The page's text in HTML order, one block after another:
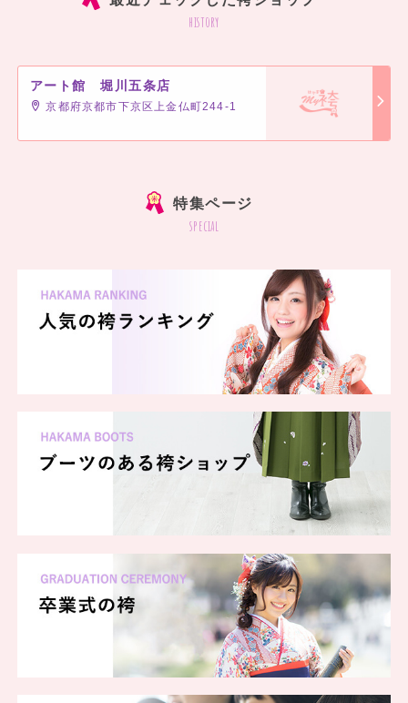
history
アート館 堀川五条店
京都府京都市下京区上金仏町244-1
特集ページ
special